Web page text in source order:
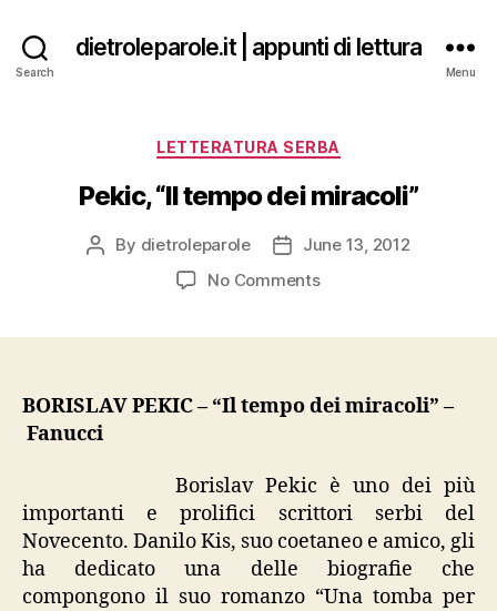
Search
dietroleparole.it | appunti di lettura
Menu
Categories
LETTERATURA SERBA
Pekic, “Il tempo dei miracoli”
Post
By dietroleparole
PostJune 13, 2012
No Commentson
miracoli”
BORISLAV PEKIC – “Il tempo dei miracoli” –
Fanucci
Borislav Pekic è uno dei più
importanti e prolifici scrittori serbi del
Novecento. Danilo Kis, suo coetaneo e amico, gli
ha dedicato una delle biografie che
compongono il suo romanzo “Una tomba per